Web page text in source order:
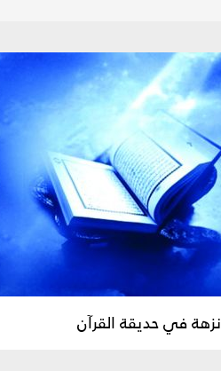
نزهة في حديقة القرآن